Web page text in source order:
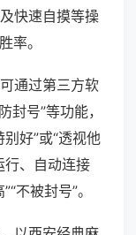
快速自摸等操
率。
通过第三方软
封号”等功能，
好”或“透视他
行、自动连接
不被封号”。